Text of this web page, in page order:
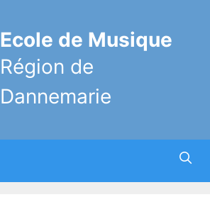
Ecole de Musique
Région de
Dannemarie